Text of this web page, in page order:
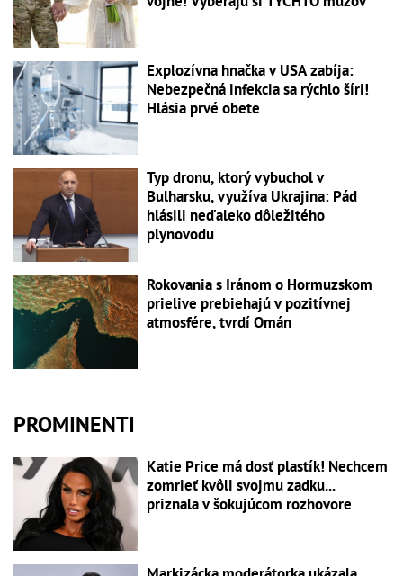
Explozívna hnačka v USA zabíja:
Nebezpečná infekcia sa rýchlo šíri!
Hlásia prvé obete
Typ dronu, ktorý vybuchol v
Bulharsku, využíva Ukrajina: Pád
hlásili neďaleko dôležitého
plynovodu
Rokovania s Iránom o Hormuzskom
prielive prebiehajú v pozitívnej
atmosfére, tvrdí Omán
PROMINENTI
Katie Price má dosť plastík! Nechcem
zomrieť kvôli svojmu zadku...
priznala v šokujúcom rozhovore